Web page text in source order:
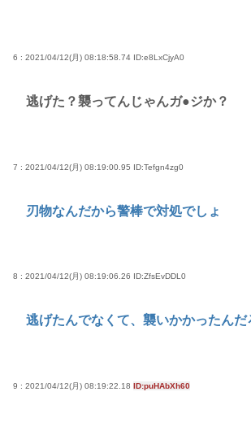
6 : 2021/04/12(月) 08:18:58.74 ID:e8LxCjyA0
逃げた？襲ってんじゃんガ●ジか？
7 : 2021/04/12(月) 08:19:00.95 ID:Tefgn4zg0
刃物なんだから警棒で対処でしょ
8 : 2021/04/12(月) 08:19:06.26 ID:ZfsEvDDL0
逃げたんでなくて、襲いかかったんだ
9 : 2021/04/12(月) 08:19:22.18 ID:puHAbXh60